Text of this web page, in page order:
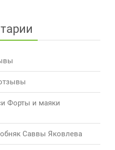
Форты и маяки
Саввы Яковлева